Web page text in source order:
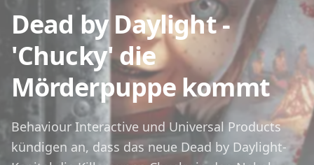
Dead by Daylight -
'Chucky' die
Mörderpuppe kommt
Behaviour Interactive und Universal Products
kündigen an, dass das neue Dead by Daylight-